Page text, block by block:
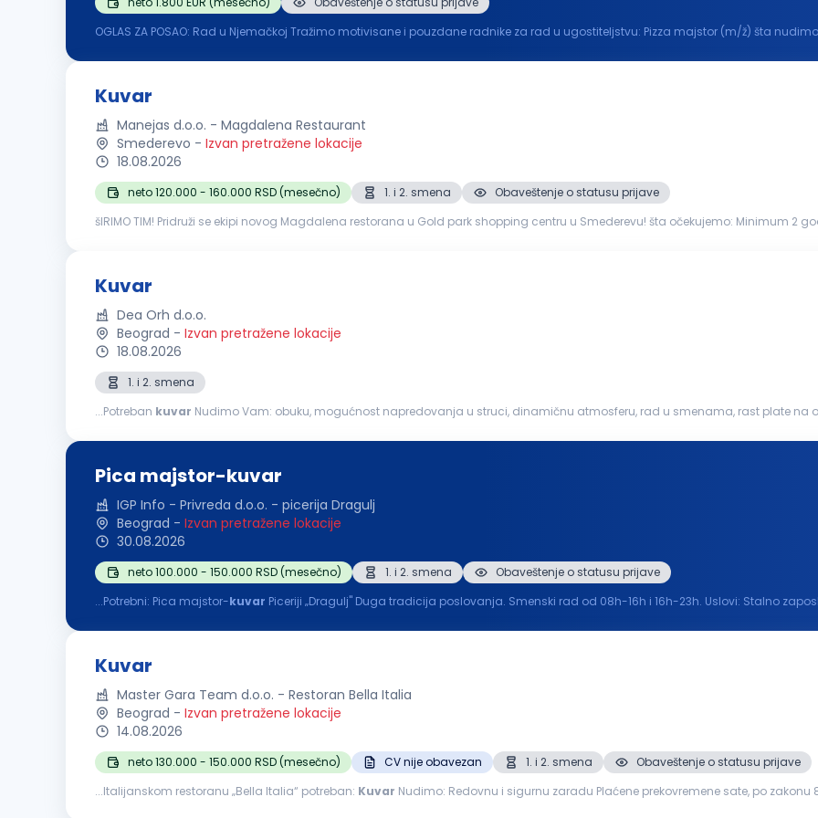
OGLAS ZA POSAO: Rad u Njemačkoj Tražimo motivisane i pouzdane radnike za rad u ugostiteljstvu: Pizza majstor (m/ž) šta nudimo: Redovna i stimulativna primanja (zavisno od
Kuvar
Manejas d.o.o. - Magdalena Restaurant
Smederevo - Izvan pretražene lokacije
18.08.2026
neto 120.000 - 160.000 RSD (mesečno) 1. i 2. smena
Obaveštenje o statusu prijave
šIRIMO TIM! Pridruži se ekipi novog Magdalena restorana u Gold park shopping centru u Smederevu! šta očekujemo: Minimum 2 godine iskustva na sličnim poslovima Odgovorne,
Kuvar
Dea Orh d.o.o.
Beograd - Izvan pretražene lokacije
18.08.2026
1. i 2. smena
...Potreban kuvar Nudimo Vam: obuku, mogućnost napredovanja u struci, dinamičnu atmosferu, rad u smenama, rast plate na osnovu iskustva Od Vas očekujemo: odgovornost i
Pica majstor-kuvar
IGP Info - Privreda d.o.o. - picerija Dragulj
Beograd - Izvan pretražene lokacije
30.08.2026
neto 100.000 - 150.000 RSD (mesečno) 1. i 2. smena
Obaveštenje o statusu prijave
...Potrebni: Pica majstor-kuvar Piceriji „Dragulj" Duga tradicija poslovanja. Smenski rad od 08h-16h i 16h-23h. Uslovi: Stalno zaposlenje Prijava Obrok Tražimo radnike koji žele da rade u
Kuvar
Master Gara Team d.o.o. - Restoran Bella Italia
Beograd - Izvan pretražene lokacije
14.08.2026
neto 130.000 - 150.000 RSD (mesečno) CV nije obavezan 1. i 2. smena
Obaveštenje o statusu prijave
...Italijanskom restoranu „Bella Italia“ potreban: Kuvar Nudimo: Redovnu i sigurnu zaradu Plaćene prekovremene sate, po zakonu 8-časovno radno vreme Medicinski paket zdravlja